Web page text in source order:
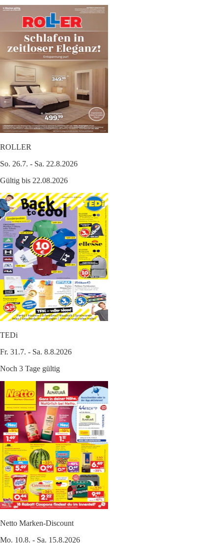
ROLLER
So. 26.7. - Sa. 22.8.2026
Gültig bis 22.08.2026
TEDi
Fr. 31.7. - Sa. 8.8.2026
Noch 3 Tage gültig
Netto Marken-Discount
Mo. 10.8. - Sa. 15.8.2026